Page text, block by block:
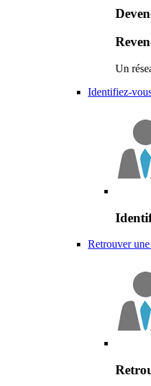
Un
Identifiez-
Retrouver